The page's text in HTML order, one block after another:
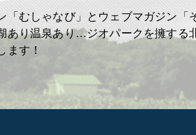
「むしゃなび」とウェブマガジン「
あり温泉あり…ジオパークを擁する
ます！